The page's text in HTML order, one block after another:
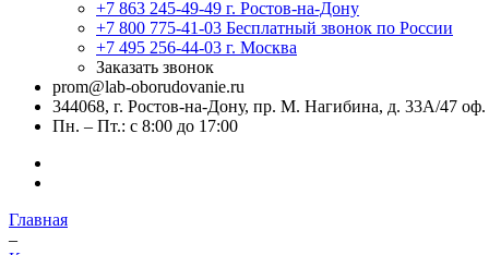
+7 863 245-49-49 г. Ростов-на-Дону
+7 800 775-41-03 Бесплатный звонок по России
+7 495 256-44-03 г. Москва
Заказать звонок
prom@lab-oborudovanie.ru
344068, г. Ростов-на-Дону, пр. М. Нагибина, д. 33А/47 оф.
Пн. – Пт.: с 8:00 до 17:00
Главная
–